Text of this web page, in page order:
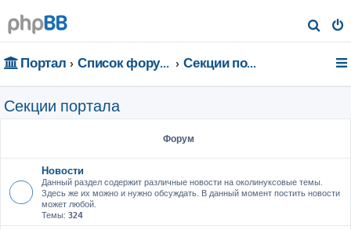
о
Портал Список форумов Секции портала
Секции портала
Форум
Новости
Данный раздел содержит различные новости на околинуксовые темы.
Здесь же их можно и нужно обсуждать. В данный момент постить новости
может любой.
Темы: 324